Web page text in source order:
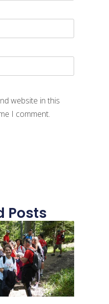
website in this
I comment.
Posts